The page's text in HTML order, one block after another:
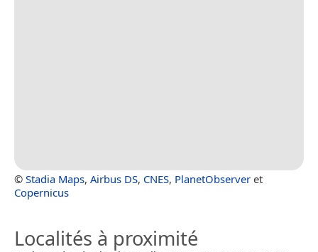
© Stadia Maps, Airbus DS, CNES, PlanetObserver et
Copernicus
Localités à proximité